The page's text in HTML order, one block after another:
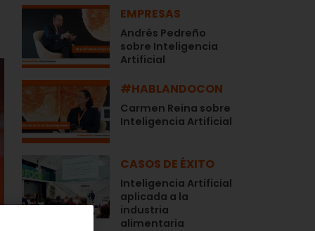
EMPRESAS
Andrés Pedreño
sobre Inteligencia
Artificial
#HABLANDOCON
Carmen Reina sobre
Inteligencia Artificial
CASOS DE ÉXITO
Inteligencia Artificial
aplicada a la
industria
alimentaria